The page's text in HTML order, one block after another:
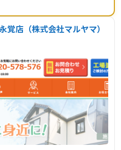
覚店（株式会社マルヤマ）